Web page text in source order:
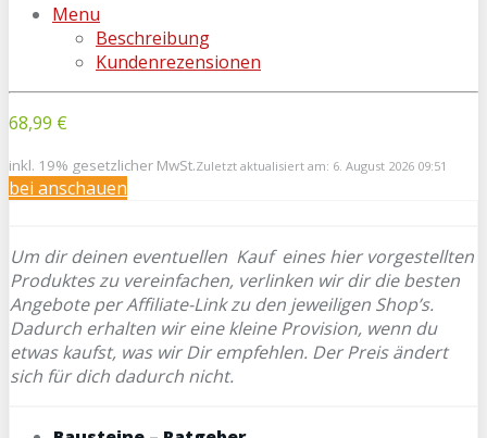
Menu
Beschreibung
Kundenrezensionen
68,99 €
inkl. 19% gesetzlicher MwSt.Zuletzt aktualisiert am: 6. August 2026 09:51
bei anschauen
Um dir deinen eventuellen Kauf eines hier vorgestellten
Produktes zu vereinfachen, verlinken wir dir die besten
Angebote per Affiliate-Link zu den jeweiligen Shop’s.
Dadurch erhalten wir eine kleine Provision, wenn du
etwas kaufst, was wir Dir empfehlen. Der Preis ändert
sich für dich dadurch nicht.